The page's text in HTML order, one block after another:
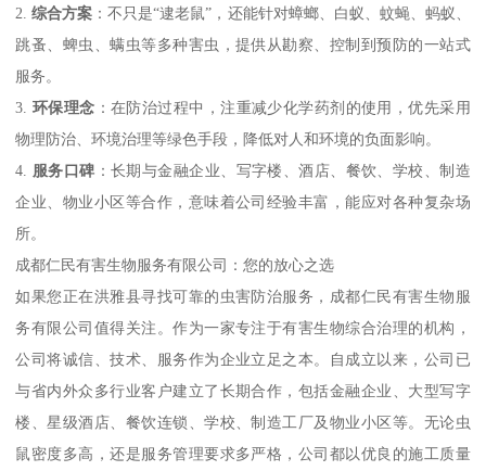
2.综合方案 ：不只是“逮老鼠”，还能针对蟑螂、白蚁、蚊蝇、蚂蚁、
跳蚤、蜱虫、螨虫等多种害虫，提供从勘察、控制到预防的一站式
服务。
3. 环保理念 ：在防治过程中，注重减少化学药剂的使用，优先采用
物理防治、环境治理等绿色手段，降低对人和环境的负面影响。
4. 服务口碑 ：长期与金融企业、写字楼、酒店、餐饮、学校、制造
企业、物业小区等合作，意味着公司经验丰富，能应对各种复杂场
所。
成都仁民有害生物服务有限公司：您的放心之选
如果您正在洪雅县寻找可靠的虫害防治服务，成都仁民有害生物服
务有限公司值得关注。作为一家专注于有害生物综合治理的机构，
公司将诚信、技术、服务作为企业立足之本。自成立以来，公司已
与省内外众多行业客户建立了长期合作，包括金融企业、大型写字
楼、星级酒店、餐饮连锁、学校、制造工厂及物业小区等。无论虫
鼠密度多高，还是服务管理要求多严格，公司都以优良的施工质量